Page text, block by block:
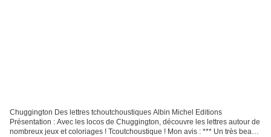
Chuggington Des lettres tchoutchoustiques Albin Michel Editions
Présentation : Avec les locos de Chuggington, découvre les lettres autour de
nombreux jeux et coloriages ! Tcoutchoustique ! Mon avis : *** Un très beau